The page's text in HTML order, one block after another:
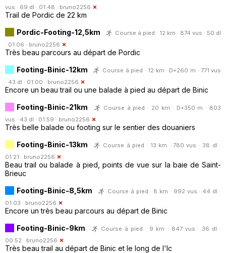
vus · 69 dl · 01:48 · bruno2256
Trail de Pordic de 22 km
Pordic-Footing-12,5km
Course à pied · 12 km · 874 vus · 50 dl
· 01:06 · bruno2256
Très beau parcours au départ de Pordic
Footing-Binic-12km
Course à pied · 12 km · D+260 m · 771 vus
· 43 dl · 01:00 · bruno2256
Encore un beau trail ou une balade à pied au départ de Binic
Footing-Binic-21km
Course à pied · 20 km · D+350 m · 803
vus · 43 dl · 01:59 · bruno2256
Très belle balade ou footing sur le sentier des douaniers
Footing-Binic-13km
Course à pied · 13 km · 780 vus · 38 dl ·
01:21 · bruno2256
Beau trail ou balade à pied, points de vue sur la baie de Saint-
Brieuc
Footing-Binic-8,5km
Course à pied · 8 km · 992 vus · 44 dl ·
01:03 · bruno2256
Encore un très beau parcours au départ de Binic
Footing-Binic-9km
Course à pied · 9 km · 847 vus · 36 dl ·
00:52 · bruno2256
Très beau trail au départ de Binic et le long de l'Ic